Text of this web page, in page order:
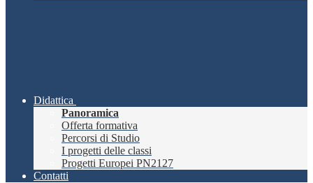
Didattica
Panoramica
Offerta formativa
Percorsi di Studio
I progetti delle classi
Progetti Europei PN2127
Contatti